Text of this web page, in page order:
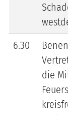
6.30
die